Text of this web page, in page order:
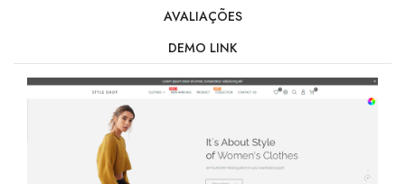
AVALIAÇÕES
DEMO LINK